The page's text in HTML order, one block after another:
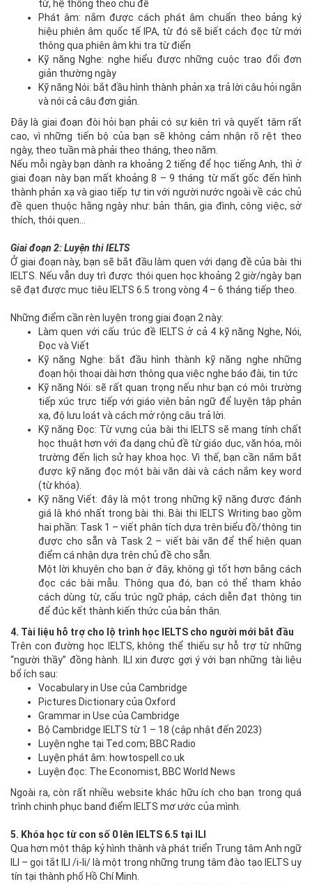
từ, hệ thống theo chủ đề
Phát âm: nắm được cách phát âm chuẩn theo bảng ký
hiệu phiên âm quốc tế IPA, từ đó sẽ biết cách đọc từ mới
thông qua phiên âm khi tra từ điển
Kỹ năng Nghe: nghe hiểu được những cuộc trao đổi đơn
giản thường ngày
Kỹ năng Nói: bắt đầu hình thành phản xạ trả lời câu hỏi ngắn
và nói cả câu đơn giản.
Đây là giai đoạn đòi hỏi bạn phải có sự kiên trì và quyết tâm rất
cao, vì những tiến bộ của bạn sẽ không cảm nhận rõ rệt theo
ngày, theo tuần mà phải theo tháng, theo năm.
Nếu mỗi ngày bạn dành ra khoảng 2 tiếng để học tiếng Anh, thì ở
giai đoạn này bạn mất khoảng 8 – 9 tháng từ mất gốc đến hình
thành phản xạ và giao tiếp tự tin với người nước ngoài về các chủ
đề quen thuộc hằng ngày như: bản thân, gia đình, công việc, sở
thích, thói quen…
Giai đoạn 2: Luyện thi IELTS
Ở giai đoạn này, bạn sẽ bắt đầu làm quen với dạng đề của bài thi
IELTS. Nếu vẫn duy trì được thói quen học khoảng 2 giờ/ngày bạn
sẽ đạt được mục tiêu IELTS 6.5 trong vòng 4 – 6 tháng tiếp theo.
Những điểm cần rèn luyện trong giai đoạn 2 này:
Làm quen với cấu trúc đề IELTS ở cả 4 kỹ năng Nghe, Nói,
Đọc và Viết
Kỹ năng Nghe: bắt đầu hình thành kỹ năng nghe những
đoạn hội thoại dài hơn thông qua việc nghe báo đài, tin tức
Kỹ năng Nói: sẽ rất quan trọng nếu như bạn có môi trường
tiếp xúc trực tiếp với giáo viên bản ngữ để luyện tập phản
xạ, độ lưu loát và cách mở rộng câu trả lời.
Kỹ năng Đọc: Từ vựng của bài thi IELTS sẽ mang tính chất
học thuật hơn với đa dạng chủ đề từ giáo dục, văn hóa, môi
trường đến lịch sử hay khoa học. Vì thế, bạn cần nắm bắt
được kỹ năng đọc một bài văn dài và cách nắm key word
(từ khóa).
Kỹ năng Viết: đây là một trong những kỹ năng được đánh
giá là khó nhất trong bài thi. Bài thi IELTS Writing bao gồm
hai phần: Task 1 – viết phân tích dựa trên biểu đồ/thông tin
được cho sẵn và Task 2 – viết bài văn để thể hiện quan
điểm cá nhận dựa trên chủ đề cho sẵn.
Một lời khuyên cho bạn ở đây, không gì tốt hơn bằng cách
đọc các bài mẫu. Thông qua đó, bạn có thể tham khảo
cách dùng từ, cấu trúc ngữ pháp, cách diễn đạt thông tin
để đúc kết thành kiến thức của bản thân.
4. Tài liệu hỗ trợ cho lộ trình học IELTS cho người mới bắt đầu
Trên con đường học IELTS, không thể thiếu sự hỗ trợ từ những
“người thầy” đồng hành. ILI xin được gợi ý với bạn những tài liệu
bổ ích sau:
Vocabulary in Use của Cambridge
Pictures Dictionary của Oxford
Grammar in Use của Cambridge
Bộ Cambridge IELTS từ 1 – 18 (cập nhật đến 2023)
Luyện nghe tại Ted.com; BBC Radio
Luyện phát âm: howtospell.co.uk
Luyện đọc: The Economist, BBC World News
Ngoài ra, còn rất nhiều website khác hữu ích cho bạn trong quá
trình chinh phục band điểm IELTS mơ ước của mình.
5. Khóa học từ con số 0 lên IELTS 6.5 tại ILI
Qua hơn một thập kỷ hình thành và phát triển Trung tâm Anh ngữ
ILI – gọi tắt ILI /i-li/ là một trong những trung tâm đào tạo IELTS uy
tín tại thành phố Hồ Chí Minh.